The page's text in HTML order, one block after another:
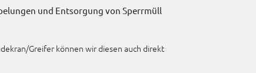
und Entsorgung von Sperrmüll
Greifer können wir diesen auch direkt